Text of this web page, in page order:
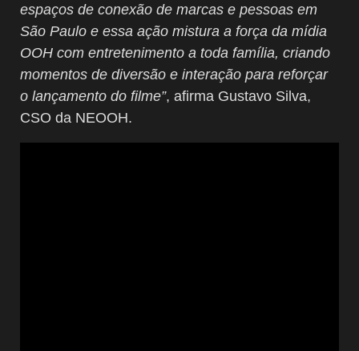
espaços de conexão de marcas e pessoas em
São Paulo e essa ação mistura a força da mídia
OOH com entretenimento a toda família, criando
momentos de diversão e interação para reforçar
o lançamento do filme”, afirma Gustavo Silva,
CSO da NEOOH.